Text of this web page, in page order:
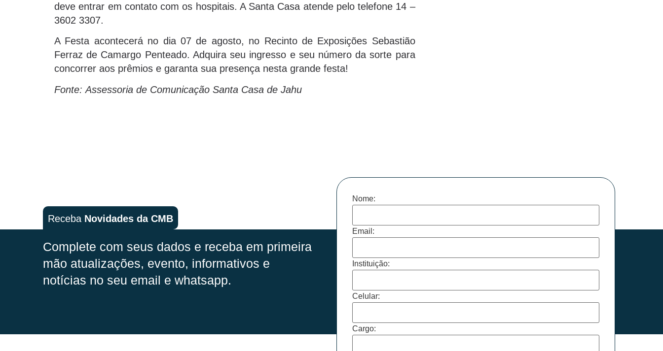
deve entrar em contato com os hospitais. A Santa Casa atende pelo telefone 14 –
3602 3307.
A Festa acontecerá no dia 07 de agosto, no Recinto de Exposições Sebastião
Ferraz de Camargo Penteado. Adquira seu ingresso e seu número da sorte para
concorrer aos prêmios e garanta sua presença nesta grande festa!
Fonte: Assessoria de Comunicação Santa Casa de Jahu
Receba Novidades da CMB
Complete com seus dados e receba em primeira
mão atualizações, evento, informativos e
notícias no seu email e whatsapp.
Nome:
Email:
Instituição:
Celular:
Cargo: